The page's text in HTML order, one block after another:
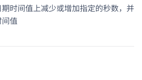
时间值上减少或增加指定的秒数，并
值